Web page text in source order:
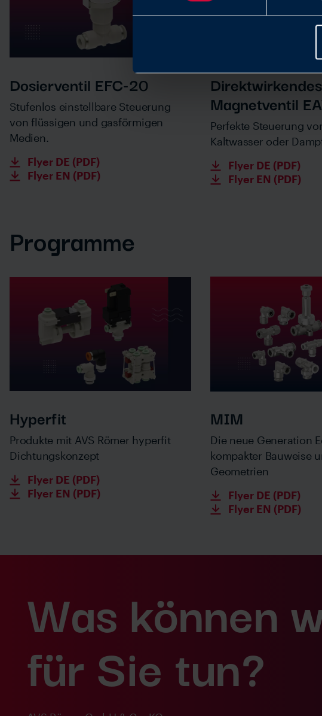
Dosierventil EFC-20
Stufenlos einstellbare Steuerung
von flüssigen und gasförmigen
Medien.
Flyer DE (PDF)
Flyer EN (PDF)
Direktwirkendes
Magnetventil
Perfekte Steuerung
Kaltwasser oder
Flyer DE (PDF)
Flyer EN (PDF)
Programme
Hyperfit
Produkte mit AVS Römer hyperfit
Dichtungskonzept
Flyer DE (PDF)
Flyer EN (PDF)
MIM
Die neue Generation
kompakter Bauweise
Geometrien
Flyer DE (PDF)
Flyer EN (PDF)
Was können
für Sie tun?